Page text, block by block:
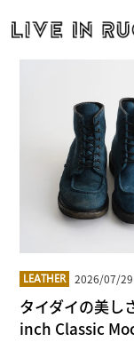
LEATHER 2026/07/29
タイダイの美し
inch Classic